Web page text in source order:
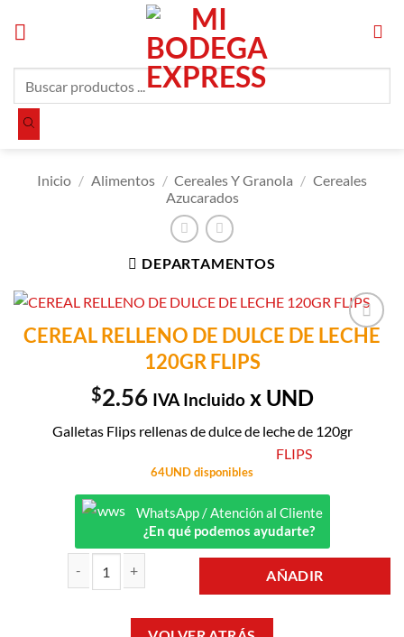
productos
Inicio / Alimentos / Cereales Y Granola / Cereales
Azucarados
DEPARTAMENTOS
Añadir a
CEREAL RELLENO DE DULCE DE LECHE
120GR FLIPS
$2.56 IVA Incluidox UND
Galletas Flips rellenas de dulce de leche de 120gr
FLIPS
64UND disponibles
WhatsApp / Atención al Cliente
¿En qué podemos ayudarte?
CEREAL RELLENO DE DULCE DE LECHE 120GR FLIPS cantidad
AÑADIR